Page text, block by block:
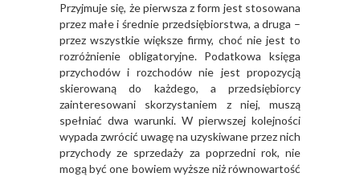
Przyjmuje się, że pierwsza z form jest stosowana
przez małe i średnie przedsiębiorstwa, a druga –
przez wszystkie większe firmy, choć nie jest to
rozróżnienie obligatoryjne. Podatkowa księga
przychodów i rozchodów nie jest propozycją
skierowaną do każdego, a przedsiębiorcy
zainteresowani skorzystaniem z niej, muszą
spełniać dwa warunki. W pierwszej kolejności
wypada zwrócić uwagę na uzyskiwane przez nich
przychody ze sprzedaży za poprzedni rok, nie
mogą być one bowiem wyższe niż równowartość